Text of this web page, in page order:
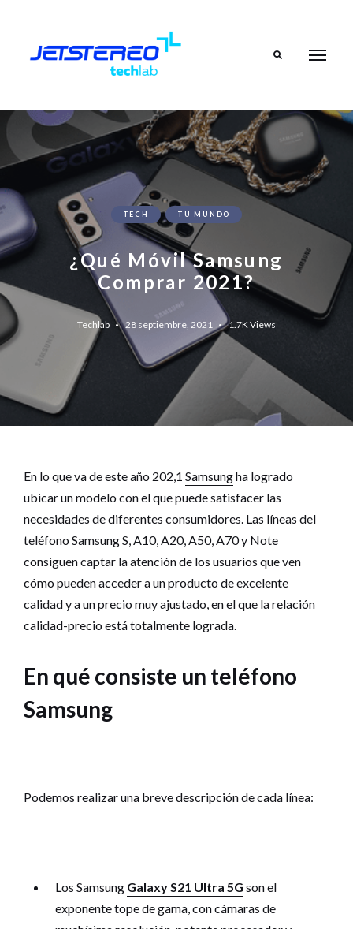
TECH TU MUNDO
¿Qué Móvil Samsung
Comprar 2021?
Techlab 28 septiembre, 2021 1.7K Views
En lo que va de este año 202,1 Samsungha logrado
ubicar un modelo con el que puede satisfacer las
necesidades de diferentes consumidores. Las líneas del
teléfono Samsung S, A10, A20, A50, A70 y Note
consiguen captar la atención de los usuarios que ven
cómo pueden acceder a un producto de excelente
calidad y a un precio muy ajustado, en el que la relación
calidad-precio está totalmente lograda.
En qué consiste un teléfono
Samsung
Podemos realizar una breve descripción de cada línea:
Los Samsung Galaxy S21 Ultra 5G son el
exponente tope de gama, con cámaras de